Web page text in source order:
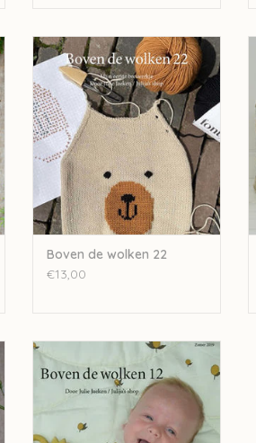
Julija Boven de wolken 22
TOEVOEGEN AAN WINKELWAGEN
Boven de wolken 22
€13,00
Julija Boven de wolken 12 UC
TOEVOEGEN AAN WINKELWAGEN